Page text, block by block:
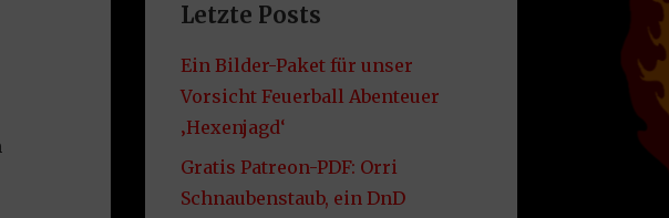
Letzte Posts
Ein Bilder-Paket für unser
Vorsicht Feuerball Abenteuer
‚Hexenjagd‘
Gratis Patreon-PDF: Orri
Schnaubenstaub, ein DnD